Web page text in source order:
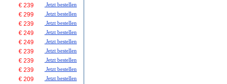
€ 239 Jetzt bestellen
€ 299 Jetzt bestellen
€ 239 Jetzt bestellen
€ 249 Jetzt bestellen
€ 249 Jetzt bestellen
€ 239 Jetzt bestellen
€ 239 Jetzt bestellen
€ 239 Jetzt bestellen
€ 209 Jetzt bestellen